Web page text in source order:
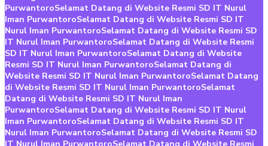
PurwantoroSelamat Datang di Website Resmi SD IT Nurul
Iman PurwantoroSelamat Datang di Website Resmi SD IT
Nurul Iman PurwantoroSelamat Datang di Website Resmi SD
IT Nurul Iman PurwantoroSelamat Datang di Website Resmi
SD IT Nurul Iman PurwantoroSelamat Datang di Website
Resmi SD IT Nurul Iman PurwantoroSelamat Datang di
Website Resmi SD IT Nurul Iman PurwantoroSelamat Datang
di Website Resmi SD IT Nurul Iman PurwantoroSelamat
Datang di Website Resmi SD IT Nurul Iman
PurwantoroSelamat Datang di Website Resmi SD IT Nurul
Iman PurwantoroSelamat Datang di Website Resmi SD IT
Nurul Iman PurwantoroSelamat Datang di Website Resmi SD